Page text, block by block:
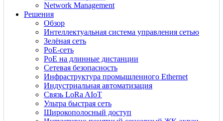
Network Management
Решения
Обзор
Интеллектуальная система управления сетью
Зелёная сеть
PoE-сеть
PoE на длинные дистанции
Сетевая безопасность
Инфраструктура промышленного Ethernet
Индустриальная автоматизация
Связь LoRa AIoT
Ультра быстрая сеть
Широкополосный доступ